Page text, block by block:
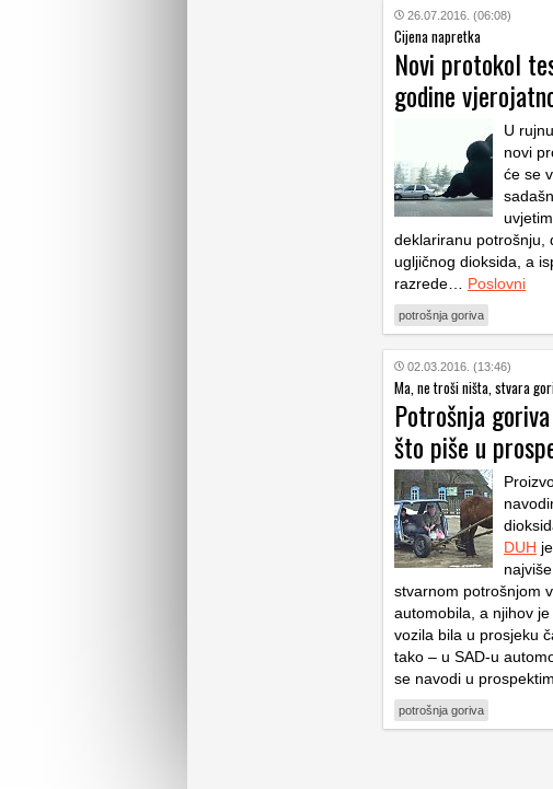
26.07.2016. (06:08)
Cijena napretka
Novi protokol
godine
U
novi
će se
deklariranu potrošnju,
ugljičnog dioksida, a
razrede… Poslovni
potrošnja goriva
02.03.2016. (13:46)
Ma, ne troši ništa, stvara
Potrošnja
što piše u
DUH
stvarnom potrošnjom
automobila, a njihov
vozila bila u prosjeku
tako – u SAD-u
se navodi u
potrošnja goriva